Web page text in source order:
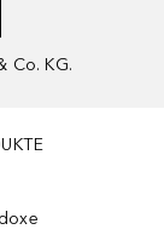
Co. KG.